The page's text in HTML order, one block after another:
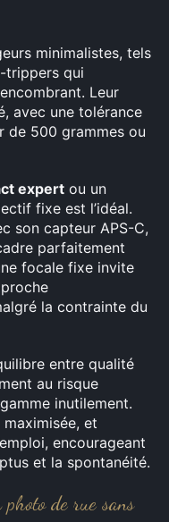
minimalistes, tels
trippers qui
Leur
avec une tolérance
de 500 grammes ou
expert ou un
fixe est l’idéal.
son capteur APS-C,
parfaitement
focale fixe invite
la contrainte du
entre qualité
au risque
inutilement.
maximisée, et
encourageant
et la spontanéité.
de rue sans